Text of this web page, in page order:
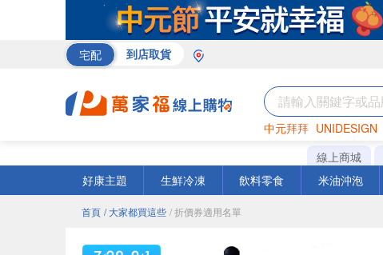
宅配 到店取貨
中元拜拜 UNIDESIGN
罐頭 咖啡 海
線上商城
好康主題
生鮮冷凍 飲料零食 米油沖泡
首頁 / 大家都買這些 / 折價券適用名單